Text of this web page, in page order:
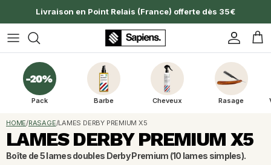
Livraison en Point Relais (France) offerte dès 35€
Compte
Pack Barbe Cheveux Rasage
HOME/RASAGE/LAMES DERBY PREMIUM X5
LAMES DERBY PREMIUM X5
Boîte de 5 lames doubles Derby Premium (10 lames simples).